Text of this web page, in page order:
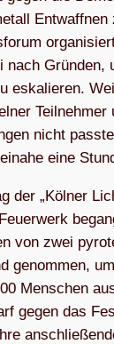
Ent­waff­nen
nach Grün­den,
eska­lie­ren.
Teil­neh­mer
nicht
eine
der „Köl­ner
von zwei
genom­men,
Men­schen
gegen das